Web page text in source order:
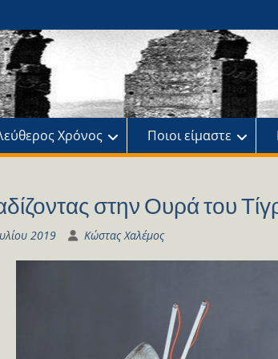
Χρόνος Ποιοι είμαστε
στην Ουρά του
2019 Κώστας Χαλέμος